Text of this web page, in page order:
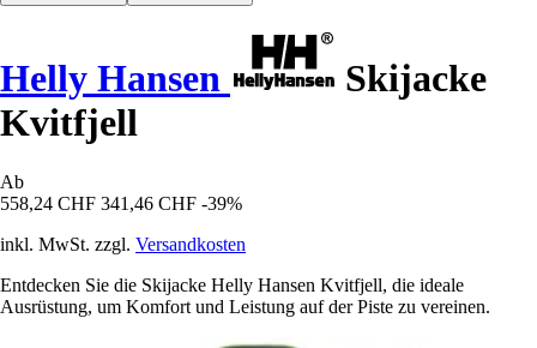
Helly Hansen
Skijacke
Kvitfjell
Ab
558,24 CHF 341,46 CHF -39%
inkl. MwSt. zzgl. Versandkosten
Entdecken Sie die Skijacke Helly Hansen Kvitfjell, die ideale
Ausrüstung, um Komfort und Leistung auf der Piste zu vereinen.